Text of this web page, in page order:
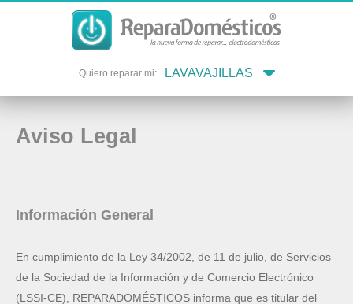
Quiero reparar mi: LAVAVAJILLAS
Aviso Legal
Información General
En cumplimiento de la Ley 34/2002, de 11 de julio, de Servicios
de la Sociedad de la Información y de Comercio Electrónico
(LSSI-CE), REPARADOMÉSTICOS informa que es titular del